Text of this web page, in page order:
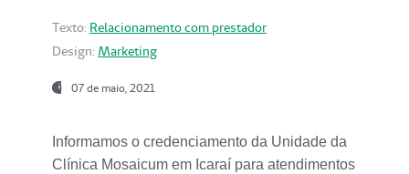
Texto: Relacionamento com prestador
Design: Marketing
07 de maio, 2021
Informamos o credenciamento da Unidade da
Clínica Mosaicum em Icaraí para atendimentos